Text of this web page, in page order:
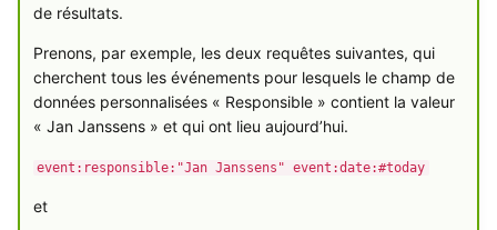
de résultats.
Prenons, par exemple, les deux requêtes suivantes, qui
cherchent tous les événements pour lesquels le champ de
données personnalisées « Responsible » contient la valeur
« Jan Janssens » et qui ont lieu aujourd’hui.
event:responsible:"Jan Janssens" event:date:#today
et